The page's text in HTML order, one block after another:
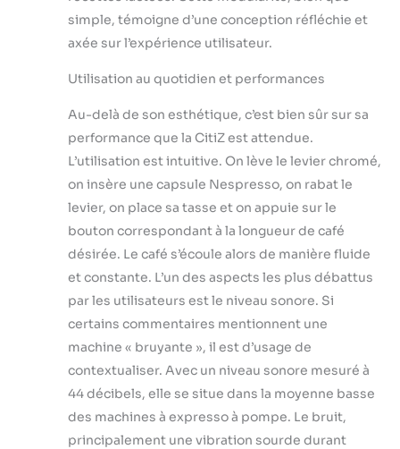
simple, témoigne d’une conception réfléchie et
axée sur l’expérience utilisateur.
Utilisation au quotidien et performances
Au-delà de son esthétique, c’est bien sûr sur sa
performance que la CitiZ est attendue.
L’utilisation est intuitive. On lève le levier chromé,
on insère une capsule Nespresso, on rabat le
levier, on place sa tasse et on appuie sur le
bouton correspondant à la longueur de café
désirée. Le café s’écoule alors de manière fluide
et constante. L’un des aspects les plus débattus
par les utilisateurs est le niveau sonore. Si
certains commentaires mentionnent une
machine « bruyante », il est d’usage de
contextualiser. Avec un niveau sonore mesuré à
44 décibels, elle se situe dans la moyenne basse
des machines à expresso à pompe. Le bruit,
principalement une vibration sourde durant